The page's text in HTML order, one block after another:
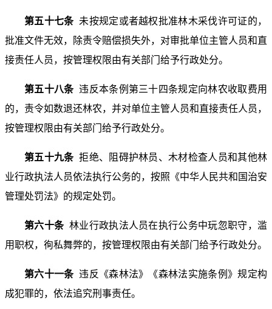
第五十七条未按规定或者越权批准林木采伐许可证的，
批准文件无效，除责令赔偿损失外，对审批单位主管人员和直
接责任人员，按管理权限由有关部门给予行政处分。
第五十八条违反本条例第三十四条规定向林农收取费用
的，责令如数退还林农，并对单位主管人员和直接责任人员，
按管理权限由有关部门给予行政处分。
第五十九条拒绝、阻碍护林员、木材检查人员和其他林
业行政执法人员依法执行公务的，按照《中华人民共和国治安
管理处罚法》的规定处罚。
第六十条林业行政执法人员在执行公务中玩忽职守，滥
用职权，徇私舞弊的，按管理权限由有关部门给予行政处分。
第六十一条违反《森林法》《森林法实施条例》规定构
成犯罪的，依法追究刑事责任。